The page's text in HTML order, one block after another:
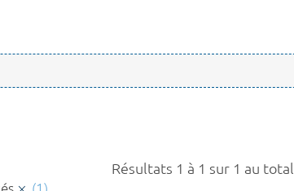
Résultats 1 à 1 sur 1 au total